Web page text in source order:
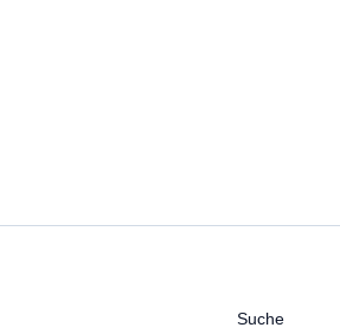
Suche